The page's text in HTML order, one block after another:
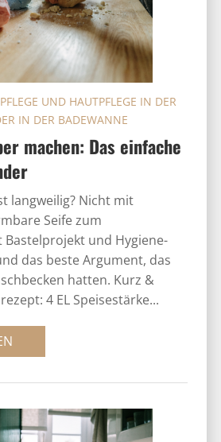
machen: Das einfache
UND HAUTPFLEGE IN DER
IN DER BADEWANNE
langweilig? Nicht mit
Seife zum
Bastelprojekt und Hygiene-
das beste Argument, das
hatten. Kurz &
4 EL Speisestärke...